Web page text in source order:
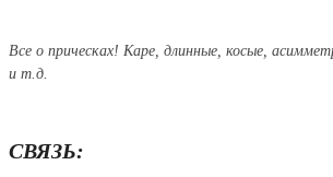
Все о прическах! Каре, длинные, косые,
и т.д.
СВЯЗЬ: